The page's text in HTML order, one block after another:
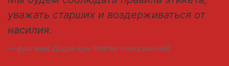
уважать старших и воздерживаться от
насилия.
фрагмент Додзе-кун (Клятва киокушинкай)